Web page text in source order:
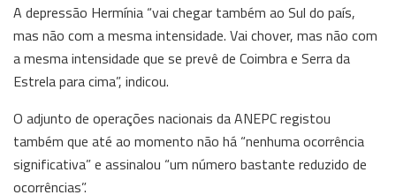
A depressão Hermínia “vai chegar também ao Sul do país,
mas não com a mesma intensidade. Vai chover, mas não com
a mesma intensidade que se prevê de Coimbra e Serra da
Estrela para cima”, indicou.
O adjunto de operações nacionais da ANEPC registou
também que até ao momento não há “nenhuma ocorrência
significativa” e assinalou “um número bastante reduzido de
ocorrências”.